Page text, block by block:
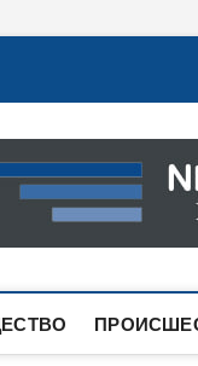
АКТУАЛЬНАЯ
ВЫ НАЙДЕТЕ